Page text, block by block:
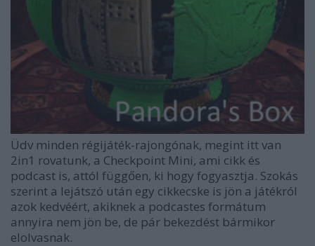
Üdv minden régijáték-rajongónak, megint itt van
2in1 rovatunk, a Checkpoint Mini, ami cikk és
podcast is, attól függően, ki hogy fogyasztja. Szokás
szerint a lejátszó után egy cikkecske is jön a játékról
azok kedvéért, akiknek a podcastes formátum
annyira nem jön be, de pár bekezdést bármikor
elolvasnak.